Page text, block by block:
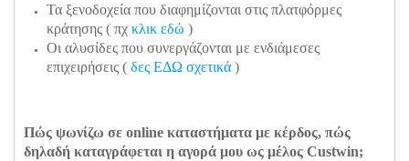
Τα ξενοδοχεία που διαφημίζονται στις πλατφόρμες
κράτησης ( πχ κλικ εδώ )
Οι αλυσίδες που συνεργάζονται με ενδιάμεσες
επιχειρήσεις ( δες ΕΔΩ σχετικά )
Πώς ψωνίζω σε online καταστήματα με κέρδος, πώς
δηλαδή καταγράφεται η αγορά μου ως μέλος Custwin;